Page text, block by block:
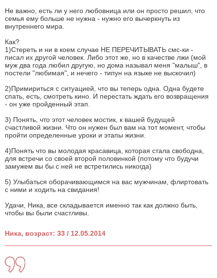
Не важно, есть ли у него любовница или он просто решил, что
семья ему больше не нужна - нужно его вычеркнуть из
внутреннего мира.
Как?
1)Стереть и ни в коем случае НЕ ПЕРЕЧИТЫВАТЬ смс-ки -
писал их другой человек. Либо этот же, но в качестве лжи (мой
муж два года любил другую, но дома называл меня "малыш", в
постели "любимая", и нечего - типун на языке не выскочил)
2)Примириться с ситуацией, что вы теперь одна. Одна будете
спать, есть, смотреть кино. И перестать ждать его возвращения
- он уже пройденный этап.
3) Понять, что этот человек мостик, к вашей будущей
счастливой жизни. Что он нужен был вам на тот момент, чтобы
пройти определенные уроки и этапы жизни.
4)Понять что вы молодая красавица, которая стала свободна,
для встречи со своей второй половинкой (потому что будучи
замужем вы бы с ней не встретились никогда)
5) Улыбаться оборачивающимся на вас мужчинам, флиртовать
с ними и ходить на свидания!
Удачи, Ника, все складывается именно так как должно быть,
чтобы вы были счастливы.
Ника, возраст: 33 / 12.05.2014